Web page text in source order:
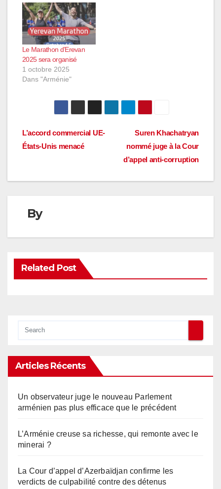
Le Marathon d’Erevan
2025 sera organisé
1 octobre 2025
Dans "Arménie"
Navigation
l’article
Suren Khachatryan
nommé juge à la Cour
d’appel anti-corruption
L’accord commercial UE-
États-Unis menacé
By
Related Post
Articles Récents
Un observateur juge le nouveau Parlement
arménien pas plus efficace que le précédent
L’Arménie creuse sa richesse, qui remonte avec le
minerai ?
La Cour d’appel d’Azerbaïdjan confirme les
verdicts de culpabilité contre des détenus